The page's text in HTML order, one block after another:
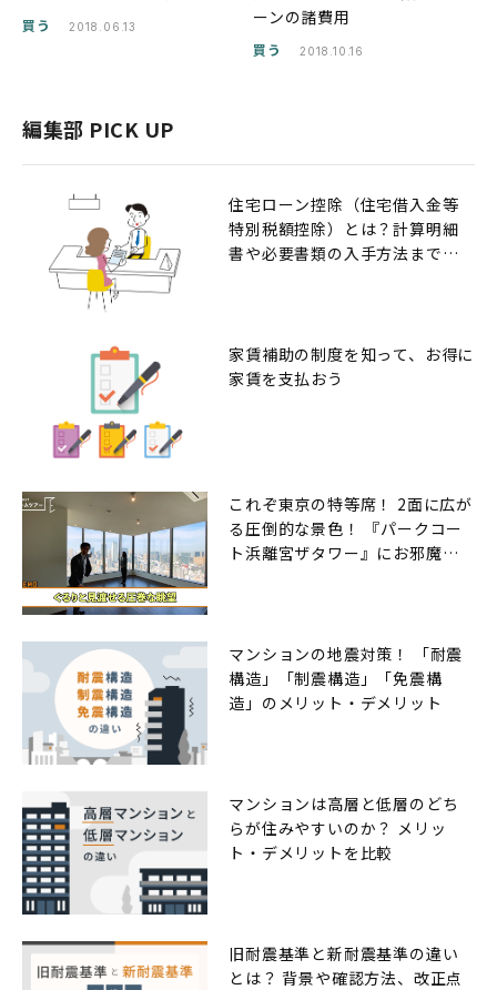
買う 2018.06.13
ーンの諸費用
買う 2018.10.16
編集部 PICK UP
住宅ローン控除（住宅借入金等
特別税額控除）とは？計算明細
書や必要書類の入手方法までの
家賃補助の制度を知って、お得に
家賃を支払おう
これぞ東京の特等席！ 2面に広が
る圧倒的な景色！ 『パークコー
ト浜離宮ザタワー』にお邪魔し
マンションの地震対策！ 「耐震
構造」「制震構造」「免震構
造」のメリット・デメリット
マンションは高層と低層のどち
らが住みやすいのか？ メリッ
ト・デメリットを比較
旧耐震基準と新耐震基準の違い
とは？ 背景や確認方法、改正点